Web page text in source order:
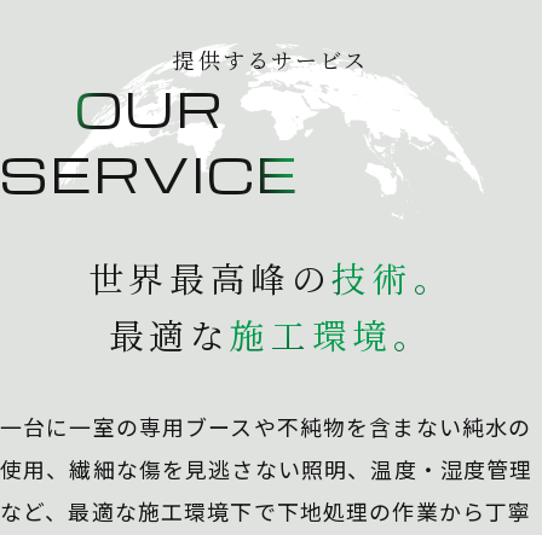
提供するサービス
OUR
SERVICE
世界最高峰の技術。
最適な施 工環境。
一台に一室の専用ブースや不純物を含まない純水の
使用、繊細な傷を見逃さない照明、温度・湿度管理
など、最適な施工環境下で下地処理の作業から丁寧